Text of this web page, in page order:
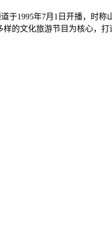
1995年7月1日开播，时称
的文化旅游节目为核心，